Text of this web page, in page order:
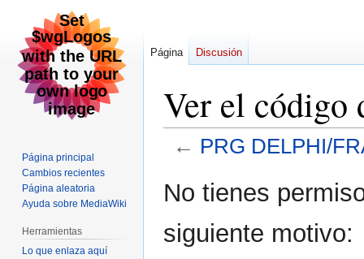
Ver el código
← PRG DELPHI/
a
navegación
a
búsqueda
No tienes
siguiente motivo:
Página Discusión
Página principal
Cambios recientes
Página aleatoria
Ayuda sobre MediaWiki
Herramientas
Lo que enlaza aquí